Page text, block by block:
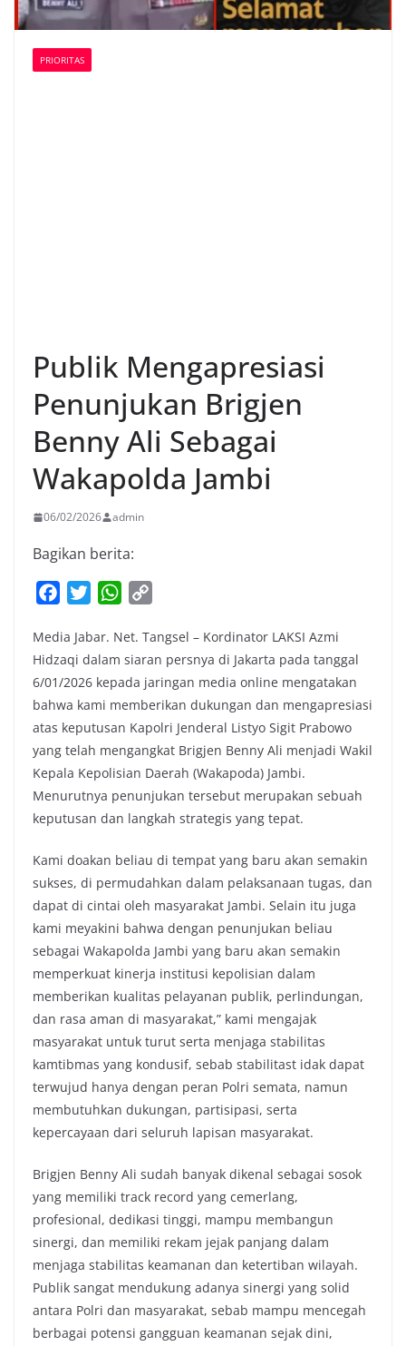
PRIORITAS
Publik Mengapresiasi
Penunjukan Brigjen
Benny Ali Sebagai
Wakapolda Jambi
06/02/2026 admin
Bagikan berita:
c
e
b
o
o
k
i
t
t
e
r
W
a
t
s
A
p
p
p
y
L
i
n
k
Media Jabar. Net. Tangsel – Kordinator LAKSI Azmi
Hidzaqi dalam siaran persnya di Jakarta pada tanggal
6/01/2026 kepada jaringan media online mengatakan
bahwa kami memberikan dukungan dan mengapresiasi
atas keputusan Kapolri Jenderal Listyo Sigit Prabowo
yang telah mengangkat Brigjen Benny Ali menjadi Wakil
Kepala Kepolisian Daerah (Wakapoda) Jambi.
Menurutnya penunjukan tersebut merupakan sebuah
keputusan dan langkah strategis yang tepat.
Kami doakan beliau di tempat yang baru akan semakin
sukses, di permudahkan dalam pelaksanaan tugas, dan
dapat di cintai oleh masyarakat Jambi. Selain itu juga
kami meyakini bahwa dengan penunjukan beliau
sebagai Wakapolda Jambi yang baru akan semakin
memperkuat kinerja institusi kepolisian dalam
memberikan kualitas pelayanan publik, perlindungan,
dan rasa aman di masyarakat,” kami mengajak
masyarakat untuk turut serta menjaga stabilitas
kamtibmas yang kondusif, sebab stabilitast idak dapat
terwujud hanya dengan peran Polri semata, namun
membutuhkan dukungan, partisipasi, serta
kepercayaan dari seluruh lapisan masyarakat.
Brigjen Benny Ali sudah banyak dikenal sebagai sosok
yang memiliki track record yang cemerlang,
profesional, dedikasi tinggi, mampu membangun
sinergi, dan memiliki rekam jejak panjang dalam
menjaga stabilitas keamanan dan ketertiban wilayah.
Publik sangat mendukung adanya sinergi yang solid
antara Polri dan masyarakat, sebab mampu mencegah
berbagai potensi gangguan keamanan sejak dini,